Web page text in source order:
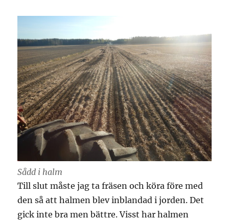
Sådd i halm
Till slut måste jag ta fräsen och köra före med
den så att halmen blev inblandad i jorden. Det
gick inte bra men bättre. Visst har halmen